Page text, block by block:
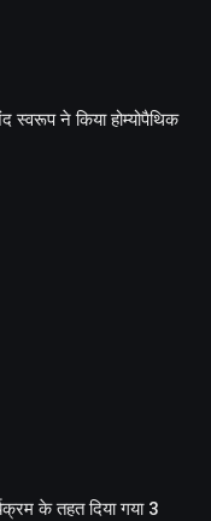
स्वरूप ने किया होम्योपैथिक
के तहत दिया गया 3